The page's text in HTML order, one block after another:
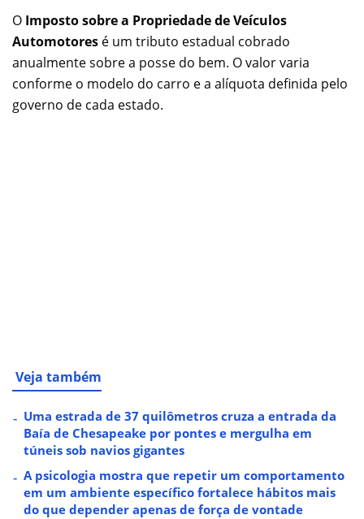
O Imposto sobre a Propriedade de Veículos
Automotores é um tributo estadual cobrado
anualmente sobre a posse do bem. O valor varia
conforme o modelo do carro e a alíquota definida pelo
governo de cada estado.
Veja também
Uma estrada de 37 quilômetros cruza a entrada da
Baía de Chesapeake por pontes e mergulha em
túneis sob navios gigantes
A psicologia mostra que repetir um comportamento
em um ambiente específico fortalece hábitos mais
do que depender apenas de força de vontade